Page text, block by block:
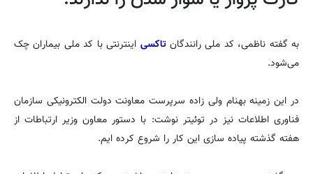
به گفته ناظمی، کد ملی رانندگانتاکسی اینترنتی با کد ملی بیماران چک
می‌شود.
در این زمینه بهنام ولی زاده سرپرست معاونت دولت الکترونیکی سازمان
فناوری اطلاعات نیز در توئیتر نوشت: با دستور معاون وزیر ارتباطات از
هفته گذشته پیاده سازی این کار را شروع کرده ایم.